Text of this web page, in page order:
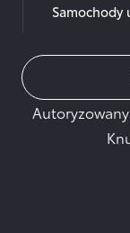
Samochody